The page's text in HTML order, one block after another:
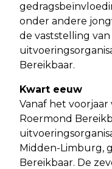
onder andere
de vaststelling
Bereikbaar.
Kwart eeuw
Vanaf het
Roermond
Midden-Limburg,
Bereikbaar. De